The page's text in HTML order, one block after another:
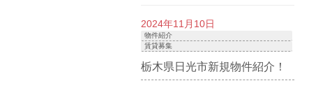
2024年11月10日
物件紹介
賃貸募集
栃木県日光市新規物件紹介！